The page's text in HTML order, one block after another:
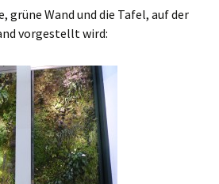
grüne Wand und die Tafel, auf der
vorgestellt wird: